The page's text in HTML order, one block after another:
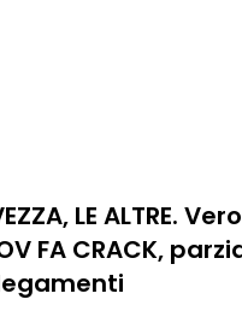
LE ALTRE.
FA CRACK,